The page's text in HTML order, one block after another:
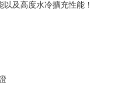
及高度水冷擴充性能！